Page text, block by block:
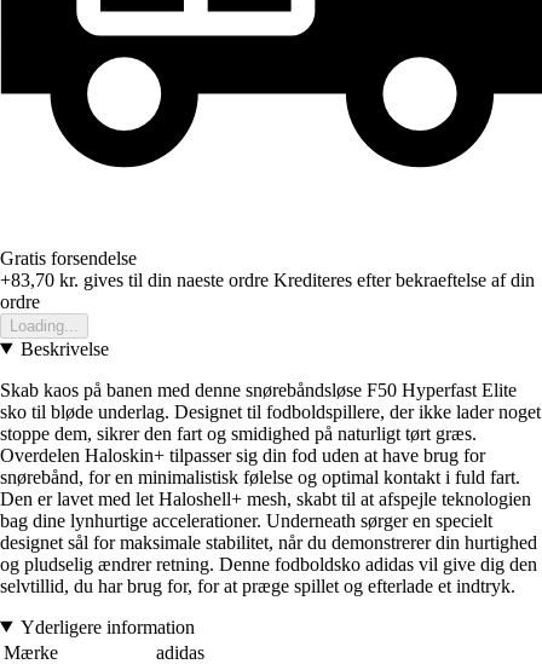
Gratis forsendelse
+83,70 kr. gives til din naeste ordre Krediteres efter bekraeftelse af din
ordre
Loading...
Beskrivelse
Skab kaos på banen med denne snørebåndsløse F50 Hyperfast Elite
sko til bløde underlag. Designet til fodboldspillere, der ikke lader noget
stoppe dem, sikrer den fart og smidighed på naturligt tørt græs.
Overdelen Haloskin+ tilpasser sig din fod uden at have brug for
snørebånd, for en minimalistisk følelse og optimal kontakt i fuld fart.
Den er lavet med let Haloshell+ mesh, skabt til at afspejle teknologien
bag dine lynhurtige accelerationer. Underneath sørger en specielt
designet sål for maksimale stabilitet, når du demonstrerer din hurtighed
og pludselig ændrer retning. Denne fodboldsko adidas vil give dig den
selvtillid, du har brug for, for at præge spillet og efterlade et indtryk.
Yderligere information
Mærke
adidas